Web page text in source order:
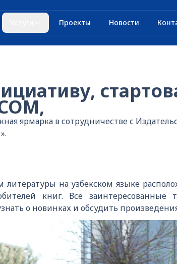
Проекты Новости
ярмарка в сотрудничестве с
на узбекском языке
книг. Все заинтересованные
о новинках и обсудить